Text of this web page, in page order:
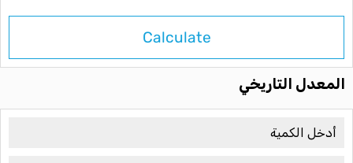
Calculate
المعدل التاريخي